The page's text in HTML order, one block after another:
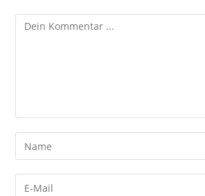
Kommentieren
Gib
deinen
Namen
oder
Gib